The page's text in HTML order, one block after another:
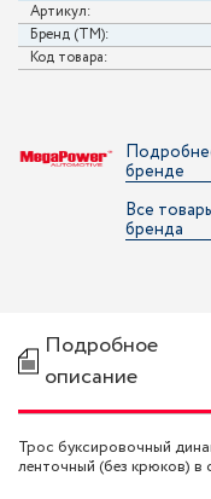
Артикул:
Бренд (ТМ):
Код товара:
бренде
Все
бренда
Подробное
описание
Трос буксировочный
ленточный (без крюков) в